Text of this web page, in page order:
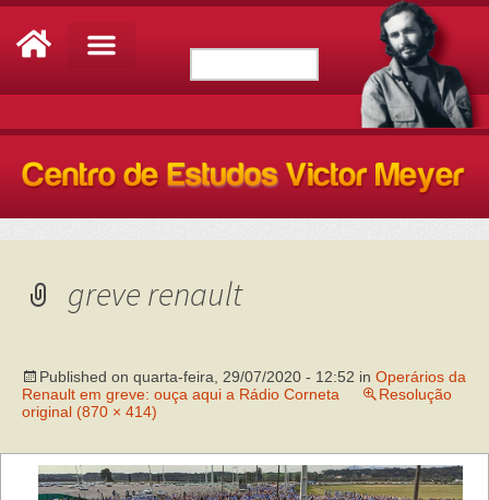
greve renault
Published on quarta-feira, 29/07/2020 - 12:52 in Operários da
Renault em greve: ouça aqui a Rádio Corneta
Resolução
original (870 × 414)